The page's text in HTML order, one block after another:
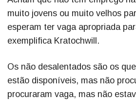
muito jovens ou muito velhos
esperam ter vaga apropriada
exemplifica Kratochwill.
Os não desalentados são os
estão disponíveis, mas não
procuraram vaga, mas não